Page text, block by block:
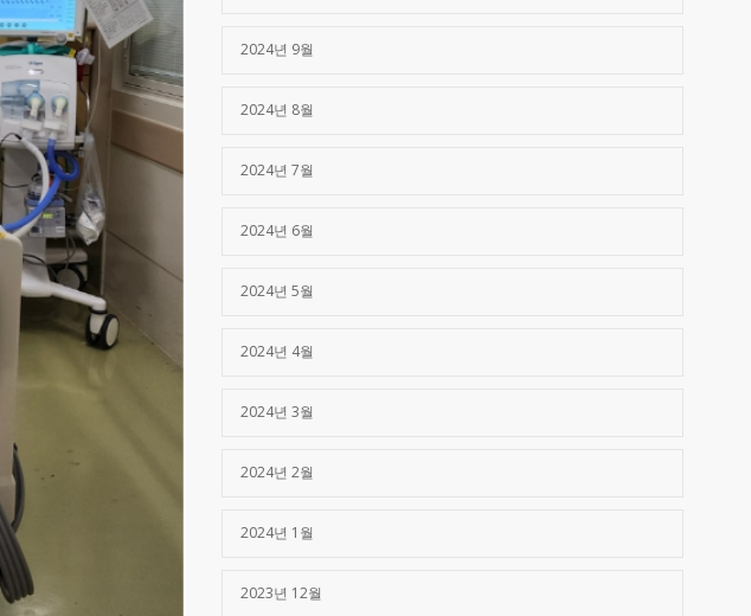
2024년 9월
2024년 8월
2024년 7월
2024년 6월
2024년 5월
2024년 4월
2024년 3월
2024년 2월
2024년 1월
2023년 12월